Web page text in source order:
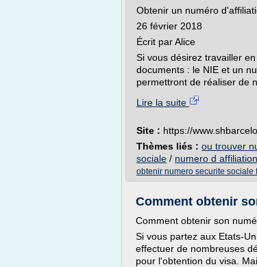
Obtenir un numéro
26 février 2018
Écrit par Alice
Si vous désirez travailler
documents : le NIE et un
permettront de réaliser de
Lire la suite
Site : https://
Thèmes liés : ou trouver
sociale / numero d
obtenir numero securite sociale
Comment obtenir
Comment obtenir son
Si vous partez aux Etats-
effectuer de nombreuses
pour l'obtention du visa.